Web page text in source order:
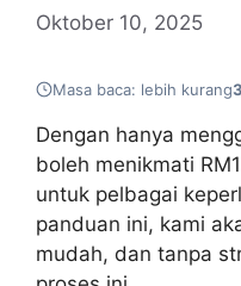
Oktober 10, 2025
Masa baca: lebih kurang
Dengan hanya
boleh menikmati
untuk pelbagai
panduan ini, kami
mudah, dan tanpa